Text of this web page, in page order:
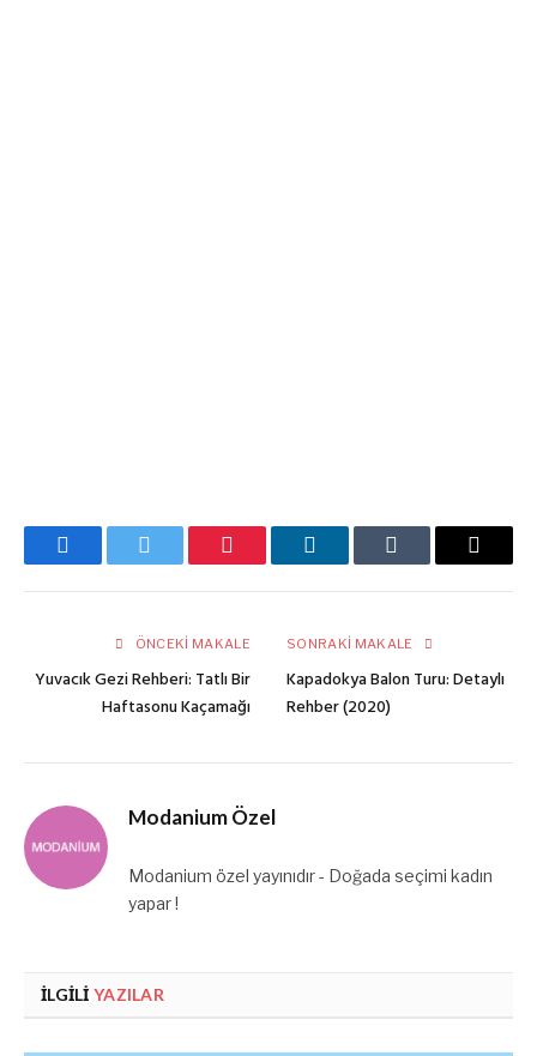
FacebookTwitter Pinterest LinkedInTumblr
E-
ÖNCEKI MAKALE
Yuvacık Gezi Rehberi: Tatlı Bir
Haftasonu Kaçamağı
SONRAKI MAKALE
Kapadokya Balon Turu: Detaylı
Rehber (2020)
Modanium Özel
Modanium özel yayınıdır - Doğada seçimi kadın
yapar !
İLGILI YAZILAR